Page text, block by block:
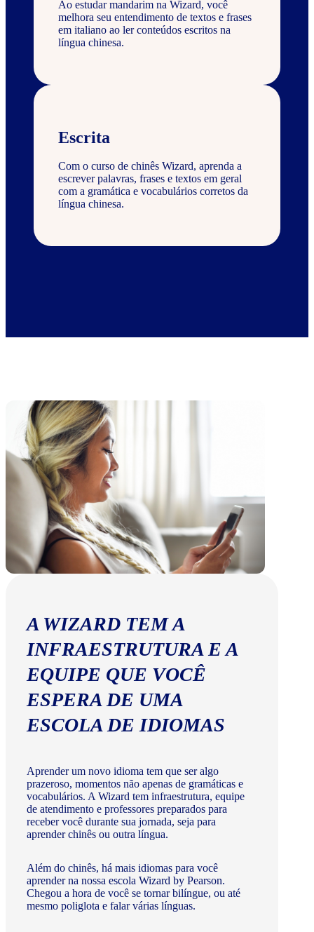
Ao estudar mandarim na Wizard, você
melhora seu entendimento de textos e frases
em italiano ao ler conteúdos escritos na
língua chinesa.
Escrita
Com o curso de chinês Wizard, aprenda a
escrever palavras, frases e textos em geral
com a gramática e vocabulários corretos da
língua chinesa.
A WIZARD TEM A
INFRAESTRUTURA E A
EQUIPE QUE VOCÊ
ESPERA DE UMA
ESCOLA DE IDIOMAS
Aprender um novo idioma tem que ser algo
prazeroso, momentos não apenas de gramáticas e
vocabulários. A Wizard tem infraestrutura, equipe
de atendimento e professores preparados para
receber você durante sua jornada, seja para
aprender chinês ou outra língua.
Além do chinês, há mais idiomas para você
aprender na nossa escola Wizard by Pearson.
Chegou a hora de você se tornar bilíngue, ou até
mesmo poliglota e falar várias línguas.